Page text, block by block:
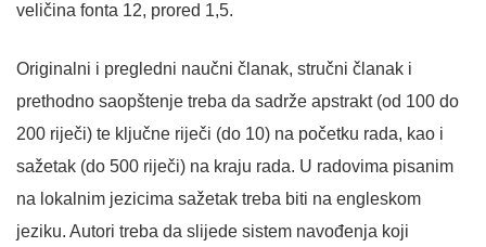
veličina fonta 12, prored 1,5.
Originalni i pregledni naučni članak, stručni članak i
prethodno saopštenje treba da sadrže apstrakt (od 100 do
200 riječi) te ključne riječi (do 10) na početku rada, kao i
sažetak (do 500 riječi) na kraju rada. U radovima pisanim
na lokalnim jezicima sažetak treba biti na engleskom
jeziku. Autori treba da slijede sistem navođenja koji